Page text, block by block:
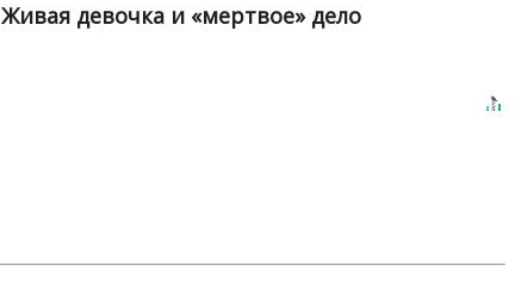
Живая девочка и «мертвое» дело